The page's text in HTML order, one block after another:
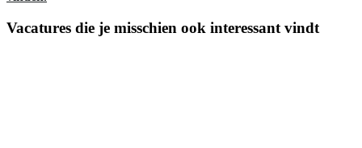
Vacatures die je misschien ook interessant vindt